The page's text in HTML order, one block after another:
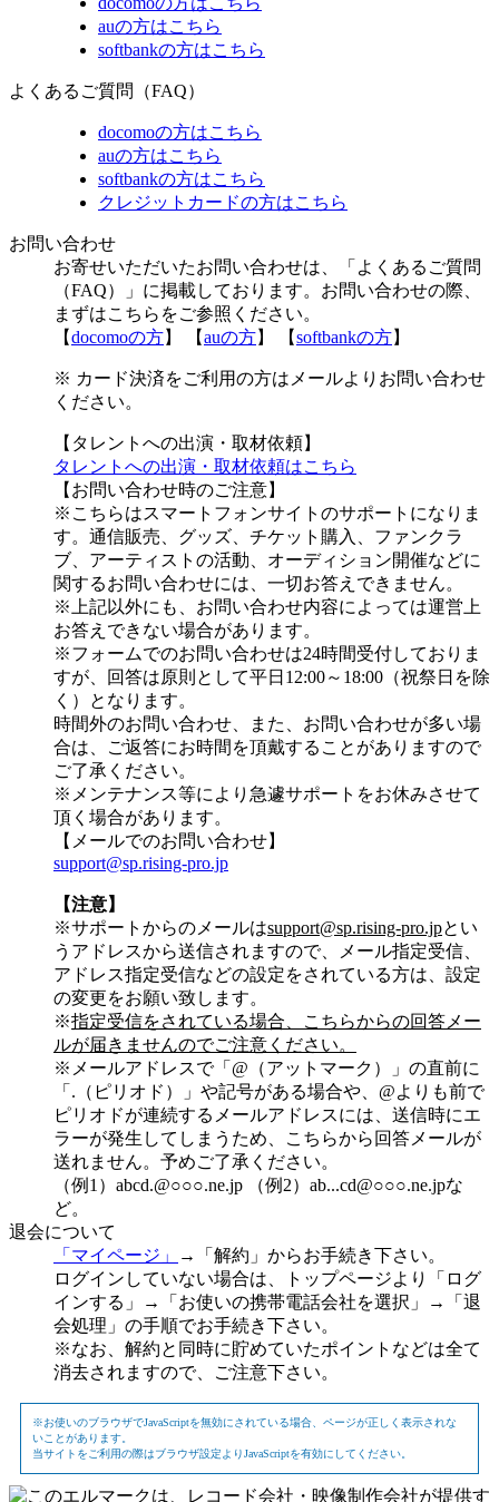
auの方はこちら
softbankの方はこちら
よくあるご質問（FAQ）
docomoの方はこちら
auの方はこちら
softbankの方はこちら
クレジットカードの方はこちら
お問い合わせ
お寄せいただいたお問い合わせは、「よくあるご質問
（FAQ）」に掲載しております。お問い合わせの際、
まずはこちらをご参照ください。
【docomoの方】 【auの方】 【softbankの方】
※ カード決済をご利用の方はメールよりお問い合わせ
ください。
【タレントへの出演・取材依頼】
タレントへの出演・取材依頼はこちら
【お問い合わせ時のご注意】
※こちらはスマートフォンサイトのサポートになりま
す。通信販売、グッズ、チケット購入、ファンクラ
ブ、アーティストの活動、オーディション開催などに
関するお問い合わせには、一切お答えできません。
※上記以外にも、お問い合わせ内容によっては運営上
お答えできない場合があります。
※フォームでのお問い合わせは24時間受付しておりま
すが、
回答は原則として平日12:00～18:00（祝祭日を除
く）
となります。
時間外のお問い合わせ、また、お問い合わせが多い場
合は、ご返答にお時間を頂戴することがありますので
ご了承ください。
※メンテナンス等により急遽サポートをお休みさせて
頂く場合があります。
【メールでのお問い合わせ】
support@sp.rising-pro.jp
【注意】
※サポートからのメールはsupport@sp.rising-pro.jpとい
うアドレスから送信されますので、メール指定受信、
アドレス指定受信などの設定をされている方は、設定
の変更をお願い致します。
※指定受信をされている場合、こちらからの回答メー
ルが届きませんのでご注意ください。
※メールアドレスで「@（アットマーク）」の直前に
「.（ピリオド）」や記号がある場合や、@よりも前で
ピリオドが連続するメールアドレスには、送信時にエ
ラーが発生してしまうため、こちらから回答メールが
送れません。予めご了承ください。
（例1）abcd.@○○○.ne.jp （例2）ab...cd@○○○.ne.jpな
ど。
退会について
「マイページ」
→「解約」からお手続き下さい。
ログインしていない場合は、トップページより「ログ
インする」→「お使いの携帯電話会社を選択」→「退
会処理」の手順でお手続き下さい。
※なお、解約と同時に貯めていたポイントなどは全て
消去されますので、ご注意下さい。
※お使いのブラウザでJavaScriptを無効にされている場合、ページが正しく表示されな
いことがあります。
当サイトをご利用の際はブラウザ設定よりJavaScriptを有効にしてください。